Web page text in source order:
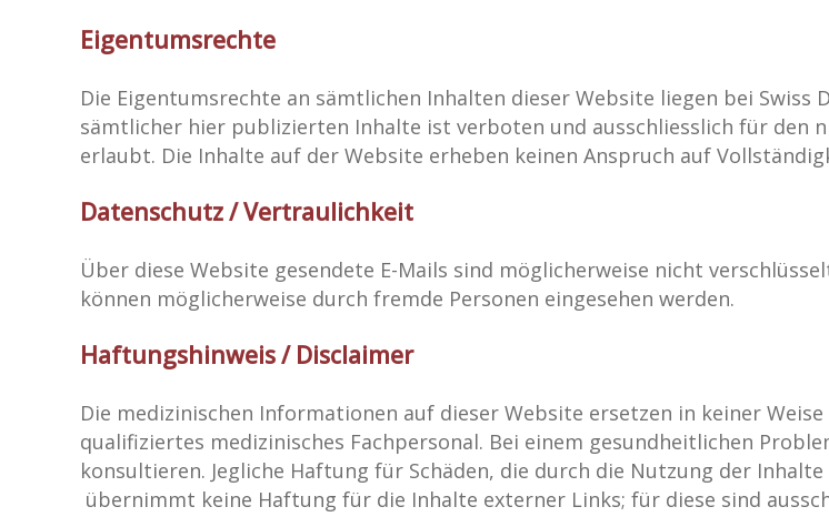
Eigentumsrechte
Die Eigentumsrechte an sämtlichen Inhalten dieser Website liegen bei Swiss
sämtlicher hier publizierten Inhalte ist verboten und ausschliesslich für den
erlaubt. Die Inhalte auf der Website erheben keinen Anspruch auf
Datenschutz / Vertraulichkeit
Über diese Website gesendete E-Mails sind möglicherweise nicht
können möglicherweise durch fremde Personen eingesehen werden.
Haftungshinweis / Disclaimer
Die medizinischen Informationen auf dieser Website ersetzen in keiner
qualifiziertes medizinisches Fachpersonal. Bei einem gesundheitlichen
konsultieren. Jegliche Haftung für Schäden, die durch die Nutzung der
übernimmt keine Haftung für die Inhalte externer Links; für diese sind